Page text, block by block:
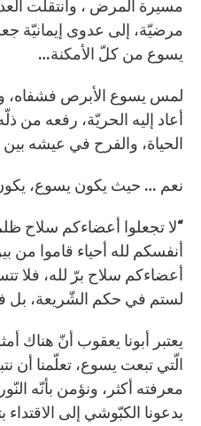
مسيرة المرض ، وانتقلت
مرضيّة، إلى عدوى إيمانيّة
يسوع من كلّ الأمكنة…
لمس يسوع الأبرص فشفاه،
أعاد إليه الحريّة، رفعه من
الحياة، والفرح في عيشه
نعم … حيث يكون يسوع، يكون
“لا تجعلوا أعضاءكم سلاح
أنفسكم لله أحياء قاموا من
أعضاءكم سلاح برّ لله، فلا
لستم في حكم الشّريعة، بل في
يعتبر أبونا يعقوب أنّ هناك
الّتي تبعت يسوع، تعلّمنا أن
معرفته أكثر، ونؤمن بأنّه
يدعونا الكبّوشي إلى